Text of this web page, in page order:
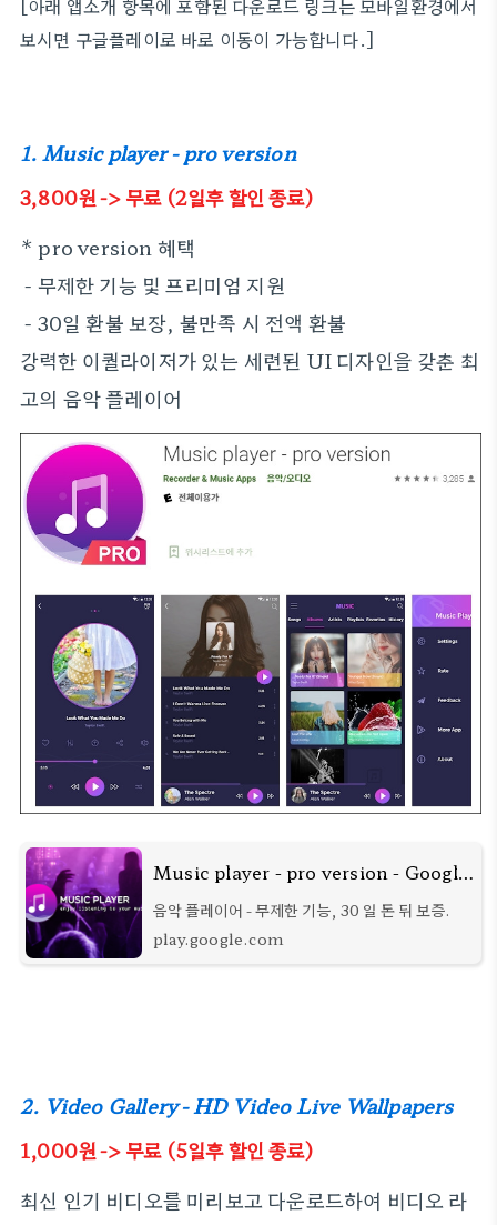
[아래 앱소개 항목에 포함된 다운로드 링크는 모바일환경에서
보시면 구글플레이로 바로 이동이 가능합니다.]
1. Music player - pro version
3,800원 -> 무료 (2일후 할인 종료)
* pro version 혜택
- 무제한 기능 및 프리미엄 지원
- 30일 환불 보장, 불만족 시 전액 환불
강력한 이퀄라이저가 있는 세련된 UI 디자인을 갖춘 최
고의 음악 플레이어
Music player - pro version - Google Play 앱
음악 플레이어 - 무제한 기능, 30 일 돈 뒤 보증.
play.google.com
2. Video Gallery - HD Video Live Wallpapers
1,000원 -> 무료 (5일후 할인 종료)
최신 인기 비디오를 미리보고 다운로드하여 비디오 라